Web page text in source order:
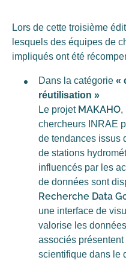
Lors de cette troisième
lesquels des équipes de
impliqués ont été
Dans la catégorie «
réutilisation »
Le projet MAKAHO,
chercheurs INRAE
de tendances issus
de stations
influencés par les
de données sont
Recherche Data
une interface de
valorise les
associés
scientifique dans le